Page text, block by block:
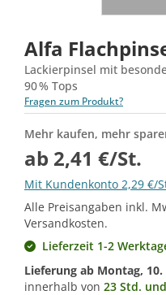
Alfa
Lackierpinsel mit
90 % Tops
Fragen zum Produkt?
Mehr kaufen, mehr
ab 2,41 €/St.
Mit Kundenkonto 2,29 €/
Alle Preisangaben inkl.
Versandkosten.
Lieferzeit 1-2
Lieferung ab Montag,
innerhalb von 23 Std.